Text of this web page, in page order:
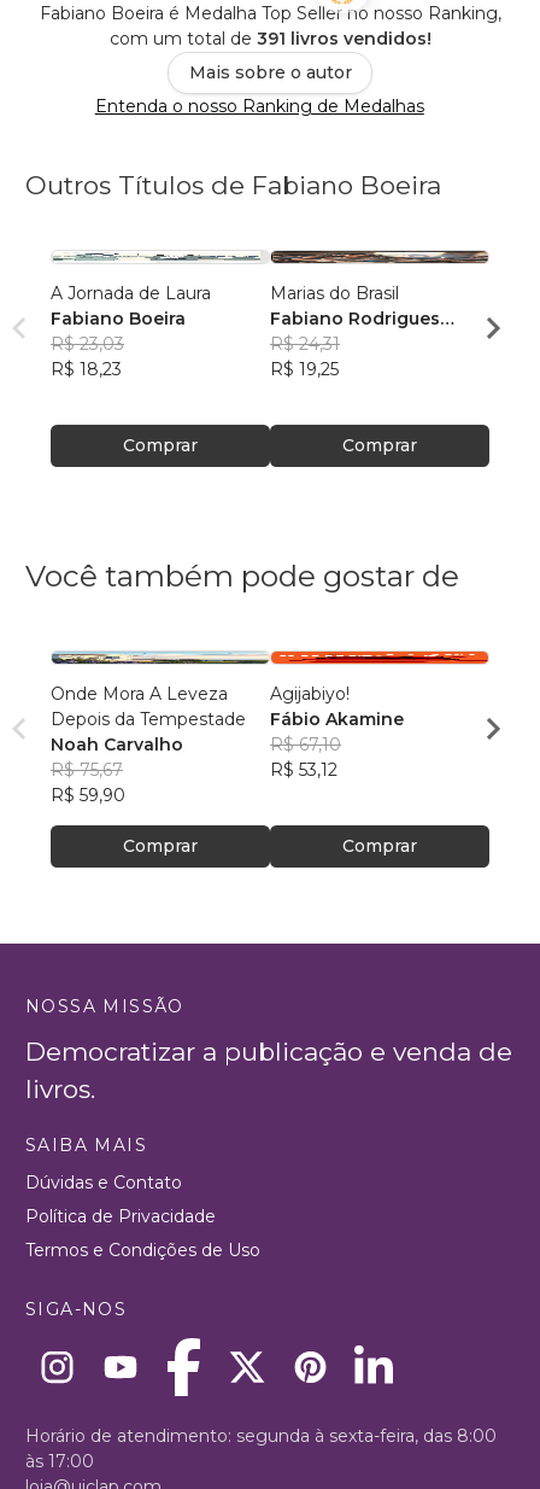
Fabiano Boeira é Medalha Top Seller no nosso Ranking,
com um total de 391 livros vendidos!
Mais sobre o autor
Entenda o nosso Ranking de Medalhas
Outros Títulos de Fabiano Boeira
A Jornada de Laura
Fabiano Boeira
R$ 23,03
R$ 18,23
Comprar
Marias do Brasil
Fabiano Rodrigues
Boeira
R$ 24,31
R$ 19,25
Comprar
R$
Você também pode gostar de
Onde Mora A Leveza
Depois da Tempestade
Noah Carvalho
R$ 75,67
R$ 59,90
Comprar
Agijabiyo!
Fábio Akamine
R$ 67,10
R$ 53,12
Comprar
R$
NOSSA MISSÃO
Democratizar a publicação e venda de
livros.
SAIBA MAIS
Dúvidas e Contato
Política de Privacidade
Termos e Condições de Uso
SIGA-NOS
Horário de atendimento: segunda à sexta-feira, das 8:00
às 17:00